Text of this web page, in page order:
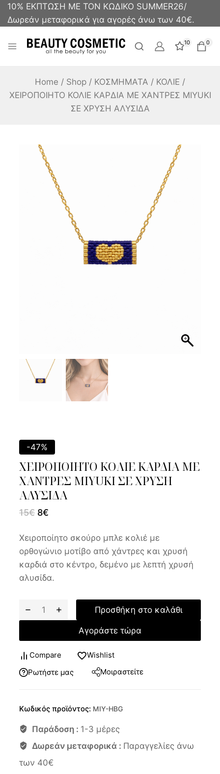
10% ΕΚΠΤΩΣΗ ΜΕ ΤΟΝ ΚΩΔΙΚΟ SUMMER26/
Δωρεάν μεταφορικά για αγορές άνω των 40€.
10 0
Home / Shop / ΚΟΣΜΗΜΑΤΑ / ΚΟΛΙΕ /
ΧΕΙΡΟΠΟΙΗΤΟ ΚΟΛΙΕ ΚΑΡΔΙΑ ΜΕ ΧΑΝΤΡΕΣ MIYUKI
ΣΕ ΧΡΥΣΗ ΑΛΥΣΙΔΑ
-47%
ΧΕΙΡΟΠΟΙΗΤΟ ΚΟΛΙΕ ΚΑΡΔΙΑ ΜΕ
ΧΑΝΤΡΕΣ MIYUKI ΣΕ ΧΡΥΣΗ
ΑΛΥΣΙΔΑ
15€ 8€
Χειροποίητο σκούρο μπλε κολιέ με
ορθογώνιο μοτίβο από χάντρες και χρυσή
καρδιά στο κέντρο, δεμένο με λεπτή χρυσή
αλυσίδα.
Προσθήκη στο καλάθι
Αγοράστε τώρα
Compare
Wishlist
Ρωτήστε μας
Μοιραστείτε
Κωδικός προϊόντος: MIY-HBG
Παράδοση : 1-3 μέρες
Δωρεάν μεταφορικά : Παραγγελίες άνω
των 40€